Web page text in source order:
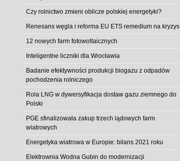
Czy rolnictwo zmieni oblicze polskiej energetyki?
Renesans węgla i reforma EU ETS remedium na kryzys
12 nowych farm fotowoltaicznych
Inteligentne liczniki dla Wrocławia
Badanie efektywności produkcji biogazu z odpadów
pochodzenia rolniczego
Rola LNG w dywersyfikacja dostaw gazu ziemnego do
Polski
PGE sfinalizowała zakup trzech lądowych farm
wiatrowych
Energetyka wiatrowa w Europie: bilans 2021 roku
Elektrownia Wodna Gubin do modernizacji